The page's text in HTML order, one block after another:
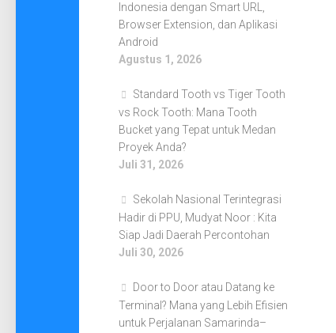
Indonesia dengan Smart URL,
Browser Extension, dan Aplikasi
Android
Agustus 1, 2026
Standard Tooth vs Tiger Tooth
vs Rock Tooth: Mana Tooth
Bucket yang Tepat untuk Medan
Proyek Anda?
Juli 31, 2026
Sekolah Nasional Terintegrasi
Hadir di PPU, Mudyat Noor : Kita
Siap Jadi Daerah Percontohan
Juli 30, 2026
Door to Door atau Datang ke
Terminal? Mana yang Lebih Efisien
untuk Perjalanan Samarinda–